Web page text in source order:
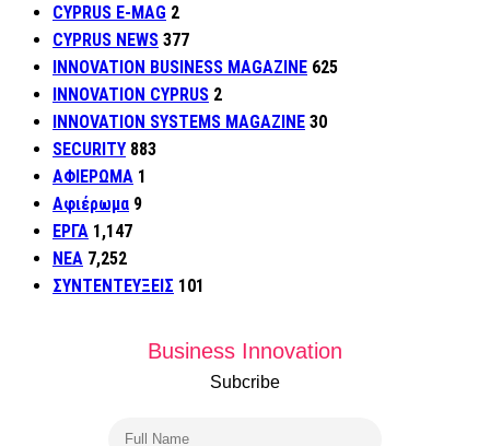
CYPRUS E-MAG 2
CYPRUS NEWS 377
INNOVATION BUSINESS MAGAZINE 625
INNOVATION CYPRUS 2
INNOVATION SYSTEMS MAGAZINE 30
SECURITY 883
ΑΦΙΕΡΩΜΑ 1
Αφιέρωμα 9
ΕΡΓΑ 1,147
ΝΕΑ 7,252
ΣΥΝΤΕΝΤΕΥΞΕΙΣ 101
Business Innovation
Subcribe